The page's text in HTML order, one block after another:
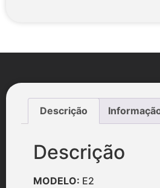
Descrição
Descrição
MODELO: E2